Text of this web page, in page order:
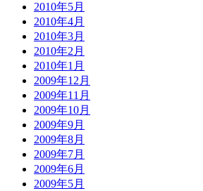
2010年5月
2010年4月
2010年3月
2010年2月
2010年1月
2009年12月
2009年11月
2009年10月
2009年9月
2009年8月
2009年7月
2009年6月
2009年5月